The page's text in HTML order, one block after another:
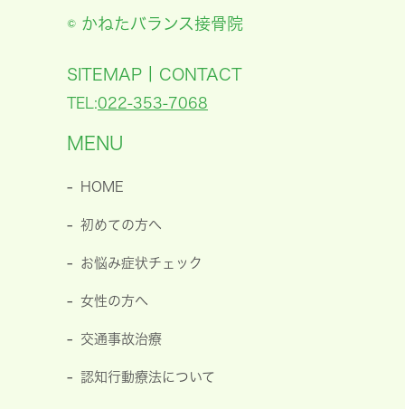
© かねたバランス接骨院
SITEMAP CONTACT
TEL:022-353-7068
MENU
HOME
初めての方へ
お悩み症状チェック
女性の方へ
交通事故治療
認知行動療法について